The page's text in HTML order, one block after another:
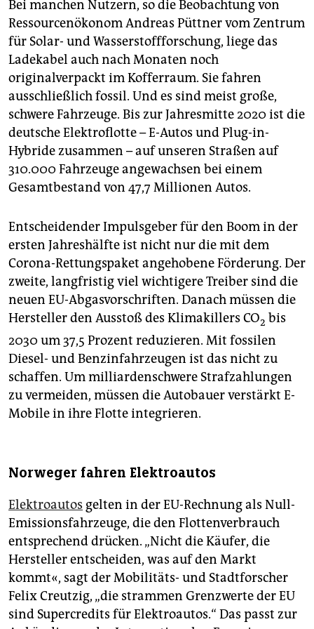
Bei manchen Nutzern, so die Beobachtung von
Ressourcenökonom Andreas Püttner vom Zentrum
für Solar- und Wasserstoffforschung, liege das
Ladekabel auch nach Monaten noch
originalverpackt im Kofferraum. Sie fahren
ausschließlich fossil. Und es sind meist große,
schwere Fahrzeuge. Bis zur Jahresmitte 2020 ist die
deutsche Elektroflotte – E-Autos und Plug-in-
Hybride zusammen – auf unseren Straßen auf
310.000 Fahrzeuge angewachsen bei einem
Gesamtbestand von 47,7 Millionen Autos.
Entscheidender Impulsgeber für den Boom in der
ersten Jahreshälfte ist nicht nur die mit dem
Corona-Rettungspaket angehobene Förderung. Der
zweite, langfristig viel wichtigere Treiber sind die
neuen EU-Abgasvorschriften. Danach müssen die
Hersteller den Ausstoß des Klimakillers CO2 bis
2030 um 37,5 Prozent reduzieren. Mit fossilen
Diesel- und Benzinfahrzeugen ist das nicht zu
schaffen. Um milliardenschwere Strafzahlungen
zu vermeiden, müssen die Autobauer verstärkt E-
Mobile in ihre Flotte integrieren.
Norweger fahren Elektroautos
Elektroautos gelten in der EU-Rechnung als Null-
Emissionsfahrzeuge, die den Flottenverbrauch
entsprechend drücken. „Nicht die Käufer, die
Hersteller entscheiden, was auf den Markt
kommt«, sagt der Mobilitäts- und Stadtforscher
Felix Creutzig, „die strammen Grenzwerte der EU
sind Supercredits für Elektroautos.“ Das passt zur